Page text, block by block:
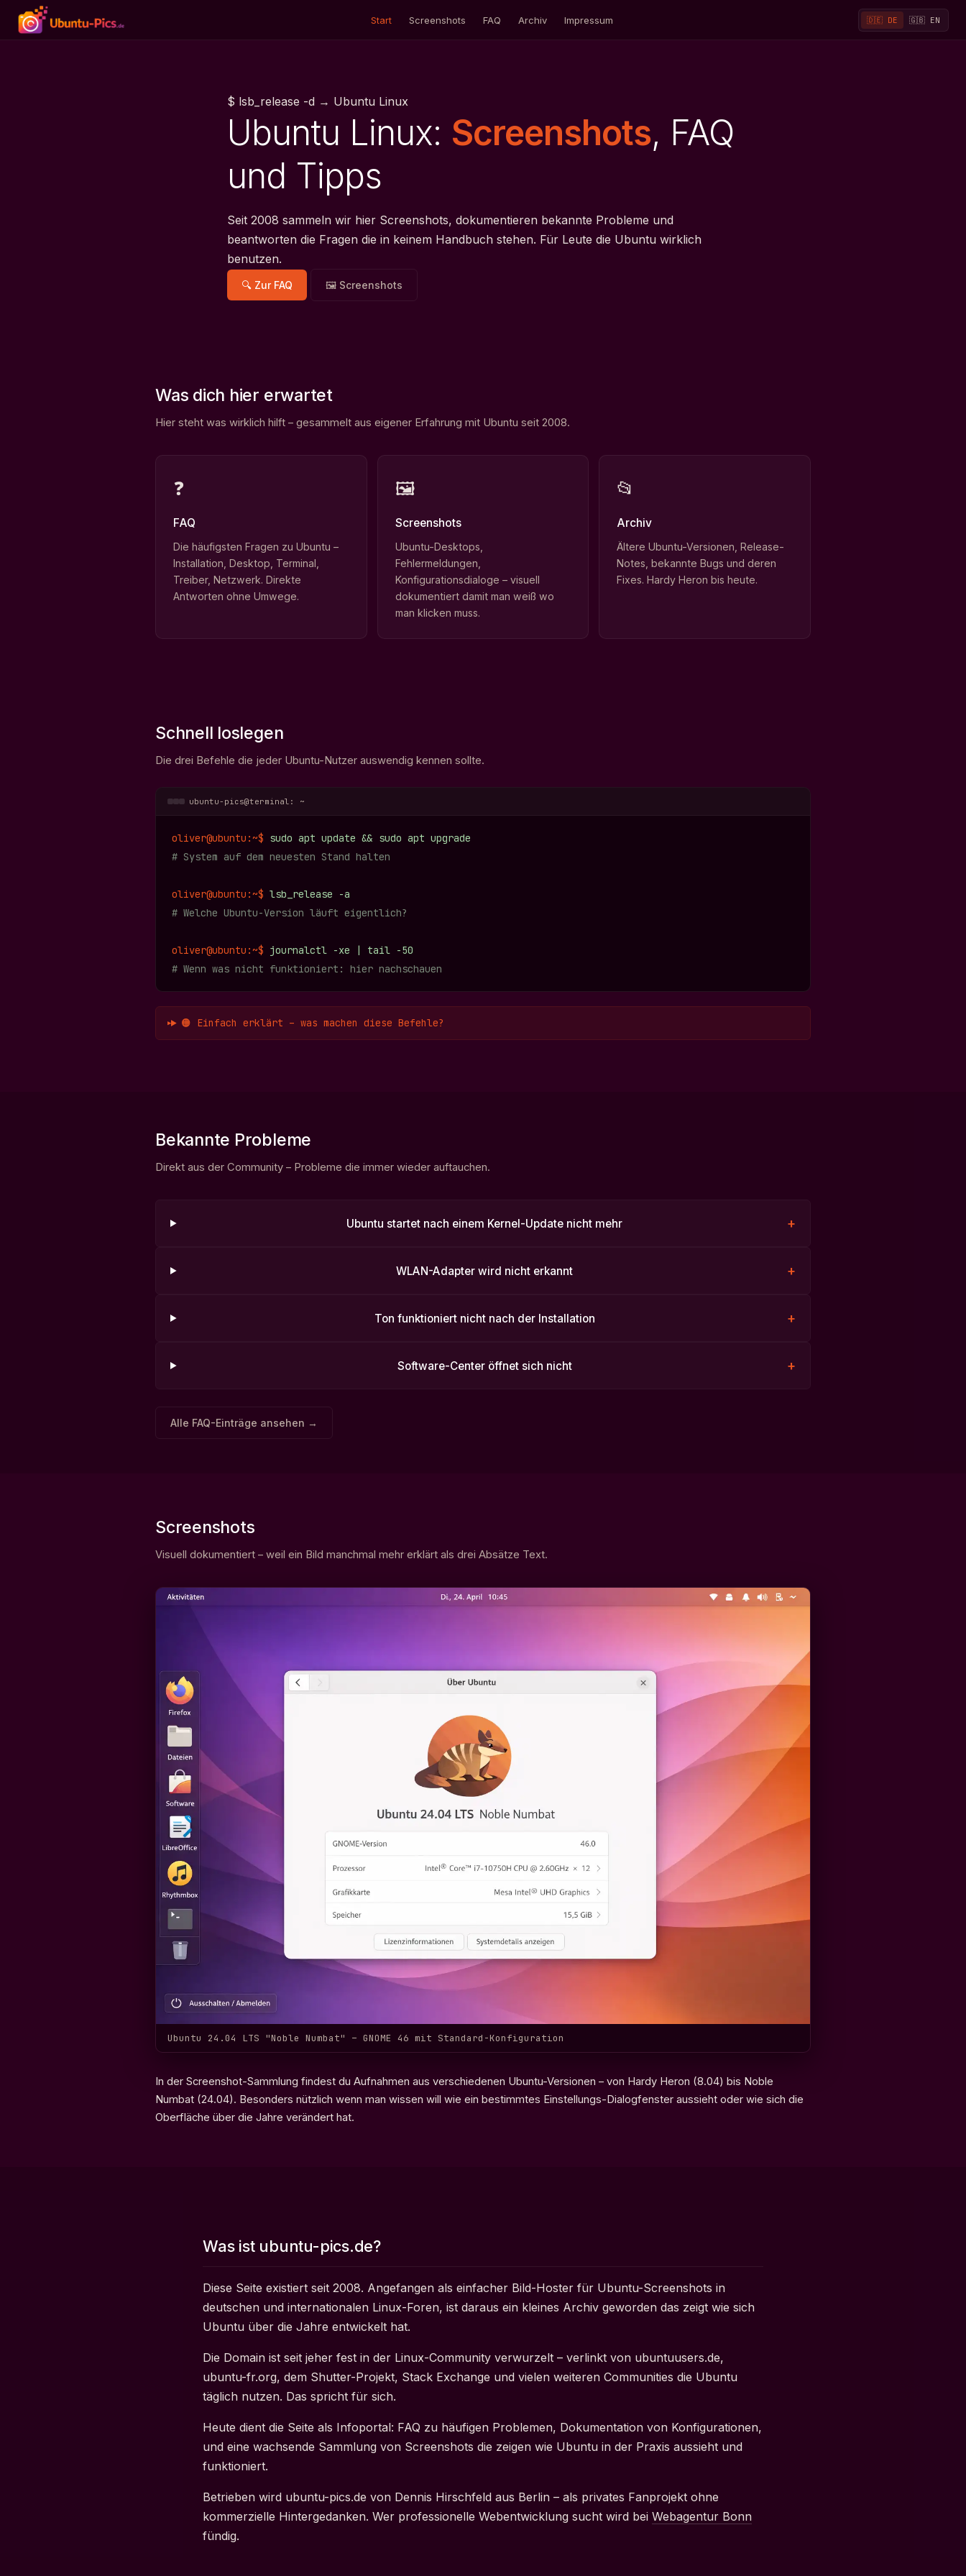
Start Screenshots FAQ Archiv Impressum 🇩🇪 DE 🇬🇧 EN
$ lsb_release -d → Ubuntu Linux
Ubuntu Linux: Screenshots, FAQ
und Tipps
Seit 2008 sammeln wir hier Screenshots, dokumentieren bekannte Probleme und
beantworten die Fragen die in keinem Handbuch stehen. Für Leute die Ubuntu wirklich
benutzen.
🔍 Zur FAQ 🖼 Screenshots
Was dich hier erwartet
Hier steht was wirklich hilft – gesammelt aus eigener Erfahrung mit Ubuntu seit 2008.
❓
FAQ
Die häufigsten Fragen zu Ubuntu –
Installation, Desktop, Terminal,
Treiber, Netzwerk. Direkte
Antworten ohne Umwege.
🖼
Screenshots
Ubuntu-Desktops,
Fehlermeldungen,
Konfigurationsdialoge – visuell
dokumentiert damit man weiß wo
man klicken muss.
📂
Archiv
Ältere Ubuntu-Versionen, Release-
Notes, bekannte Bugs und deren
Fixes. Hardy Heron bis heute.
Schnell loslegen
Die drei Befehle die jeder Ubuntu-Nutzer auswendig kennen sollte.
ubuntu-pics@terminal: ~
oliver@ubuntu:~$ sudo apt update && sudo apt upgrade
# System auf dem neuesten Stand halten
oliver@ubuntu:~$ lsb_release -a
# Welche Ubuntu-Version läuft eigentlich?
oliver@ubuntu:~$ journalctl -xe | tail -50
# Wenn was nicht funktioniert: hier nachschauen
🟠 Einfach erklärt – was machen diese Befehle?
Bekannte Probleme
Direkt aus der Community – Probleme die immer wieder auftauchen.
Ubuntu startet nach einem Kernel-Update nicht mehr
WLAN-Adapter wird nicht erkannt
Ton funktioniert nicht nach der Installation
Software-Center öffnet sich nicht
Alle FAQ-Einträge ansehen →
Screenshots
Visuell dokumentiert – weil ein Bild manchmal mehr erklärt als drei Absätze Text.
Ubuntu 24.04 LTS "Noble Numbat" – GNOME 46 mit Standard-Konfiguration
In der Screenshot-Sammlung findest du Aufnahmen aus verschiedenen Ubuntu-Versionen – von Hardy Heron (8.04) bis Noble
Numbat (24.04). Besonders nützlich wenn man wissen will wie ein bestimmtes Einstellungs-Dialogfenster aussieht oder wie sich die
Oberfläche über die Jahre verändert hat.
Was ist ubuntu-pics.de?
Diese Seite existiert seit 2008. Angefangen als einfacher Bild-Hoster für Ubuntu-Screenshots in
deutschen und internationalen Linux-Foren, ist daraus ein kleines Archiv geworden das zeigt wie sich
Ubuntu über die Jahre entwickelt hat.
Die Domain ist seit jeher fest in der Linux-Community verwurzelt – verlinkt von ubuntuusers.de,
ubuntu-fr.org, dem Shutter-Projekt, Stack Exchange und vielen weiteren Communities die Ubuntu
täglich nutzen. Das spricht für sich.
Heute dient die Seite als Infoportal: FAQ zu häufigen Problemen, Dokumentation von Konfigurationen,
und eine wachsende Sammlung von Screenshots die zeigen wie Ubuntu in der Praxis aussieht und
funktioniert.
Betrieben wird ubuntu-pics.de von Dennis Hirschfeld aus Berlin – als privates Fanprojekt ohne
kommerzielle Hintergedanken. Wer professionelle Webentwicklung sucht wird bei Webagentur Bonn
fündig.